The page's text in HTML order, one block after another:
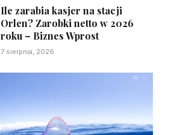
Ile zarabia kasjer na stacji
Orlen? Zarobki netto w 2026
roku – Biznes Wprost
7 sierpnia, 2026